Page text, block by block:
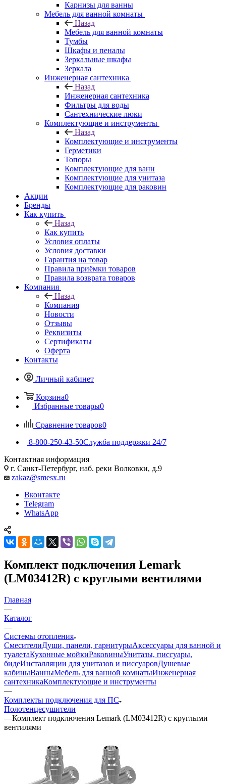
Карнизы для ванны
Мебель для ванной комнаты
Назад
Мебель для ванной комнаты
Тумбы
Шкафы и пеналы
Зеркальные шкафы
Зеркала
Инженерная сантехника
Назад
Инженерная сантехника
Фильтры для воды
Сантехнические люки
Комплектующие и инструменты
Назад
Комплектующие и инструменты
Герметики
Топоры
Комплектующие для ванн
Комплектующие для унитаза
Комплектующие для раковин
Акции
Бренды
Как купить
Назад
Как купить
Условия оплаты
Условия доставки
Гарантия на товар
Правила приёмки товаров
Правила возврата товаров
Компания
Назад
Компания
Новости
Отзывы
Реквизиты
Сертификаты
Оферта
Контакты
Личный кабинет
Корзина0
Избранные товары0
Сравнение товаров0
8-800-250-43-50Служба поддержки 24/7
Контактная информация
г. Санкт-Петербург, наб. реки Волковки, д.9
zakaz@smesx.ru
Вконтакте
Telegram
WhatsApp
Комплект подключения Lemark
(LM03412R) с круглыми вентилями
Главная
—
Каталог
—
Системы отопления
СмесителиДуши, панели, гарнитурыАксессуары для ванной и
туалетаКухонные мойкиРаковиныУнитазы, писсуары,
бидеИнсталляции для унитазов и писсуаровДушевые
кабиныВанныМебель для ванной комнатыИнженерная
сантехникаКомплектующие и инструменты
—
Комплекты подключения для ПС
Полотенцесушители
—Комплект подключения Lemark (LM03412R) с круглыми
вентилями